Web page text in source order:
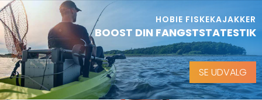
HOBIE FISKEKAJAKKER
BOOST DIN FANGSTSTATESTIK
SE UDVALG